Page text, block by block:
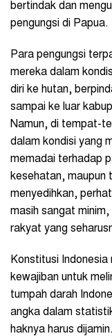
bertindak dan
pengungsi di Papua.
Para pengungsi
mereka dalam
diri ke hutan,
sampai ke luar
Namun, di tempat-
dalam kondisi yang
memadai terhadap
kesehatan, maupun
menyedihkan,
masih sangat
rakyat yang
Konstitusi
kewajiban untuk
tumpah darah
angka dalam
haknya harus